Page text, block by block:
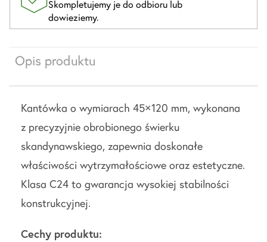
Skompletujemy je do odbioru lub
dowieziemy.
Opis produktu
Kantówka o wymiarach 45×120 mm, wykonana
z precyzyjnie obrobionego świerku
skandynawskiego, zapewnia doskonałe
właściwości wytrzymałościowe oraz estetyczne.
Klasa C24 to gwarancja wysokiej stabilności
konstrukcyjnej.
Cechy produktu: